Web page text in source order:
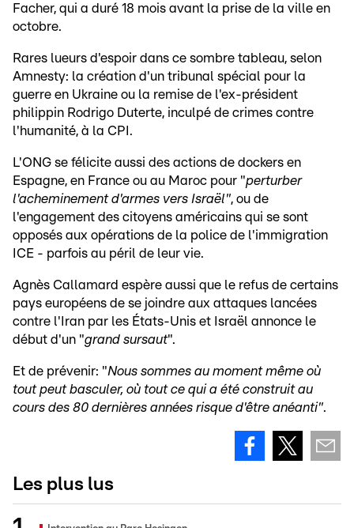
Facher, qui a duré 18 mois avant la prise de la ville en
octobre.
Rares lueurs d'espoir dans ce sombre tableau, selon
Amnesty: la création d'un tribunal spécial pour la
guerre en Ukraine ou la remise de l'ex-président
philippin Rodrigo Duterte, inculpé de crimes contre
l'humanité, à la CPI.
L'ONG se félicite aussi des actions de dockers en
Espagne, en France ou au Maroc pour "perturber
l'acheminement d'armes vers Israël", ou de
l'engagement des citoyens américains qui se sont
opposés aux opérations de la police de l'immigration
ICE - parfois au péril de leur vie.
Agnès Callamard espère aussi que le refus de certains
pays européens de se joindre aux attaques lancées
contre l'Iran par les États-Unis et Israël annonce le
début d'un "grand sursaut".
Et de prévenir: "Nous sommes au moment même où
tout peut basculer, où tout ce qui a été construit au
cours des 80 dernières années risque d'être anéanti".
Les plus lus